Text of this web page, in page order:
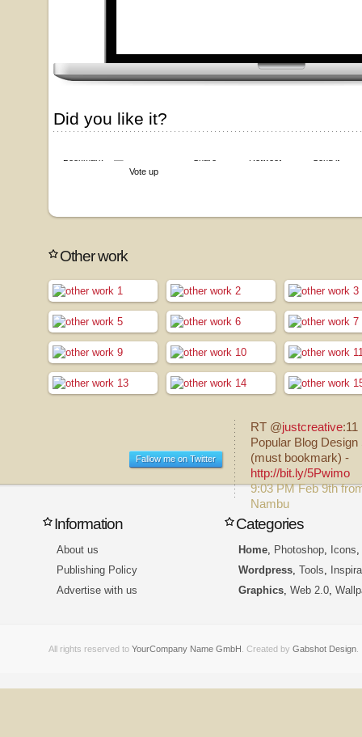
Did you like it?
Vote up
Other work
Fallow me on Twitter
RT @justcreative:11
Popular Blog Design
(must bookmark) -
http://bit.ly/5Pwimo
9:03 PM Feb 9th
Nambu
Information
About us
Publishing Policy
Advertise with us
Categories
Home Photoshop Icons
Wordpress Tools
Graphics Web 2.0
All rights reserved to YourCompany Name GmbH . Created by Gabshot Design